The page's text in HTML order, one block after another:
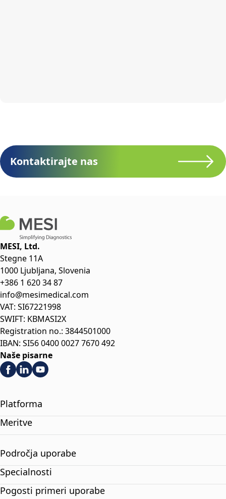
Kontaktirajte nas
MESI, Ltd.
Stegne 11A
1000 Ljubljana, Slovenia
+386 1 620 34 87
info@mesimedical.com
VAT: SI67221998
SWIFT: KBMASI2X
Registration no.: 3844501000
IBAN: SI56 0400 0027 7670 492
Naše pisarne
Platforma
Meritve
Področja uporabe
Specialnosti
Pogosti primeri uporabe